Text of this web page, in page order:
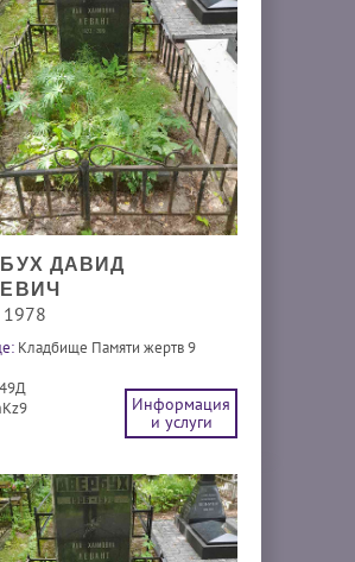
ДАВИД
Кладбище Памяти жертв 9
49Д
Информация
и услуги